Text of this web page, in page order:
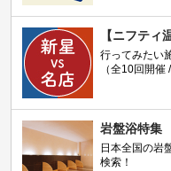
【ニフティ
行ってみたい
（全10回開催
岩盤浴特集
日本全国の岩
検索！